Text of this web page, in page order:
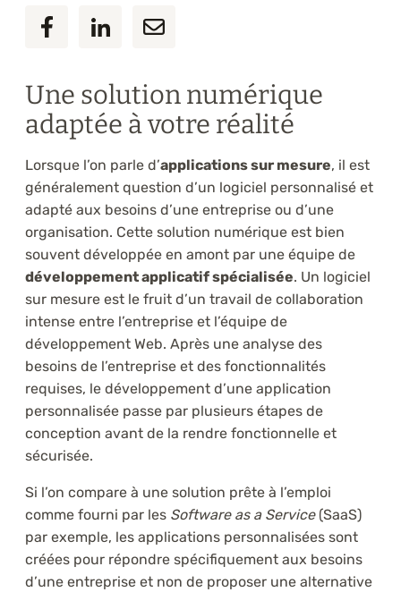
Une solution numérique
adaptée à votre réalité
Lorsque l’on parle d’applications sur mesure, il est
généralement question d’un logiciel personnalisé et
adapté aux besoins d’une entreprise ou d’une
organisation. Cette solution numérique est bien
souvent développée en amont par une équipe de
développement applicatif spécialisée. Un logiciel
sur mesure est le fruit d’un travail de collaboration
intense entre l’entreprise et l’équipe de
développement Web. Après une analyse des
besoins de l’entreprise et des fonctionnalités
requises, le développement d’une application
personnalisée passe par plusieurs étapes de
conception avant de la rendre fonctionnelle et
sécurisée.
Si l’on compare à une solution prête à l’emploi
comme fourni par les Software as a Service(SaaS)
par exemple, les applications personnalisées sont
créées pour répondre spécifiquement aux besoins
d’une entreprise et non de proposer une alternative